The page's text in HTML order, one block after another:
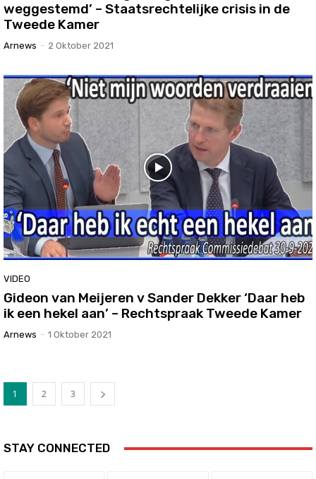
weggestemd’ – Staatsrechtelijke crisis in de
Tweede Kamer
Arnews - 2 Oktober 2021
VIDEO
Gideon van Meijeren v Sander Dekker ‘Daar heb
ik een hekel aan’ – Rechtspraak Tweede Kamer
Arnews - 1 Oktober 2021
1 2 3
STAY CONNECTED